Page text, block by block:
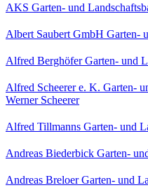
AKS Garten- und
Albert Saubert GmbH Garten-
Alfred Berghöfer Garten- und
Alfred Scheerer e. K. Garten-
Werner Scheerer
Alfred Tillmanns Garten- und
Andreas Biederbick Garten-
Andreas Breloer Garten- und